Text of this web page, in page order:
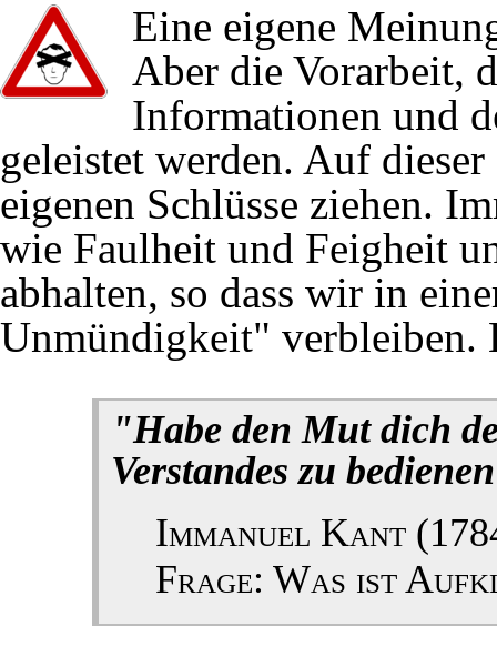
Stuttgart 21/
12.2018 2. Stammstrecke
27.11.2018 Meinungsmache:
Kognitive Dissonanz
29.10.2018 Stuttgart 21/
Stuttgart 21/
Gutachten
Bitte auch auf
Stuttgart 21/
Eine eigene
Aber die Vorarbeit,
Informationen und
geleistet werden. Auf
eigenen Schlüsse ziehen.
wie Faulheit und Feigheit
abhalten, so dass wir in
Unmündigkeit" verbleiben.
"Habe den Mut dich
Verstandes zu
Immanuel Kant
Frage: Was ist